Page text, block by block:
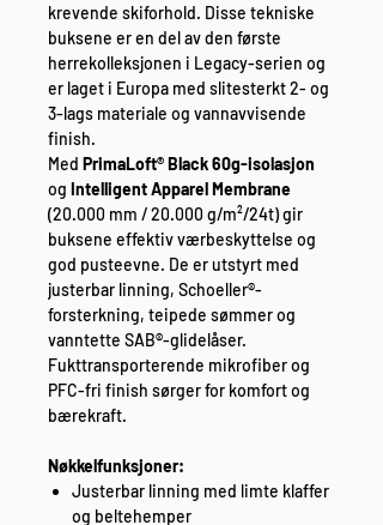
krevende skiforhold. Disse tekniske
buksene er en del av den første
herrekolleksjonen i Legacy-serien og
er laget i Europa med slitesterkt 2- og
3-lags materiale og vannavvisende
finish.
Med PrimaLoft® Black 60g-isolasjon
og Intelligent Apparel Membrane
(20.000 mm / 20.000 g/m²/24t) gir
buksene effektiv værbeskyttelse og
god pusteevne. De er utstyrt med
justerbar linning, Schoeller®-
forsterkning, teipede sømmer og
vanntette SAB®-glidelåser.
Fukttransporterende mikrofiber og
PFC-fri finish sørger for komfort og
bærekraft.
Nøkkelfunksjoner:
Justerbar linning med limte klaffer
og beltehemper